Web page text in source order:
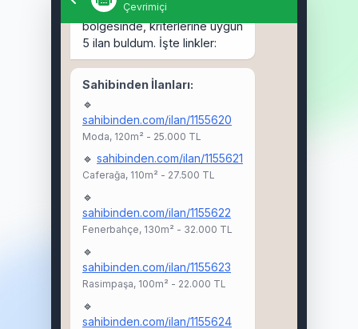
Çevrimiçi
Selam Ahmet! 👋 Kadıköy
bölgesinde, kriterlerine uygun
5 ilan buldum. İşte linkler:
Sahibinden İlanları:
🔹
sahibinden.com/ilan/1155620
Moda, 120m² - 25.000 TL
🔹 sahibinden.com/ilan/1155621
Caferağa, 110m² - 27.500 TL
🔹
sahibinden.com/ilan/1155622
Fenerbahçe, 130m² - 32.000 TL
🔹
sahibinden.com/ilan/1155623
Rasimpaşa, 100m² - 22.000 TL
🔹
sahibinden.com/ilan/1155624